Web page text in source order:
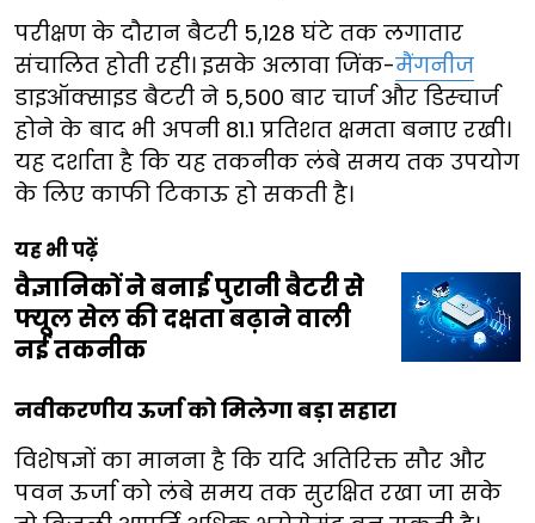
परीक्षण के दौरान बैटरी 5,128 घंटे तक लगातार
संचालित होती रही। इसके अलावा जिंक-मैंगनीज
डाइऑक्साइड बैटरी ने 5,500 बार चार्ज और डिस्चार्ज
होने के बाद भी अपनी 81.1 प्रतिशत क्षमता बनाए रखी।
यह दर्शाता है कि यह तकनीक लंबे समय तक उपयोग
के लिए काफी टिकाऊ हो सकती है।
यह भी पढ़ें
वैज्ञानिकों ने बनाई पुरानी बैटरी से
फ्यूल सेल की दक्षता बढ़ाने वाली
नई तकनीक
नवीकरणीय ऊर्जा को मिलेगा बड़ा सहारा
विशेषज्ञों का मानना है कि यदि अतिरिक्त सौर और
पवन ऊर्जा को लंबे समय तक सुरक्षित रखा जा सके